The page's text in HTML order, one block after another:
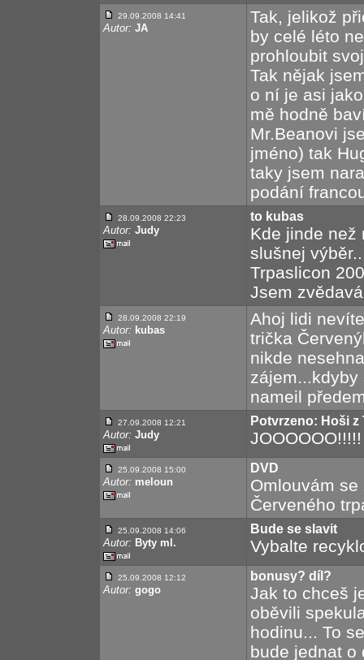
29.09.2008 14:41
Autor: JA
Tak, jelikož
by celé léto
prohloubit
Tak nějak
o ní je asi
mě hodně
Mr.Beanovi
jméno) tak
taky jsem
podání
28.09.2008 22:23
Autor: Judy
to kubas
Kde jinde než
slušnej
Trpaslicon
Jsem
28.09.2008 22:19
Autor: kubas
Ahoj lidi
trička
nikde
nameil
27.09.2008 12:21
Autor: Judy
Potvrzeno: Hoši
JOOOOOO!!!!!
25.09.2008 15:00
Autor: meloun
DVD
Omlouvám
Červeného
25.09.2008 14:06
Autor: Byty ml.
Bude se slavit
Vybalte
25.09.2008 12:12
Autor: gogo
bonusy? díl?
Jak to chceš
oběvili
hodinu... To
bude jednat o